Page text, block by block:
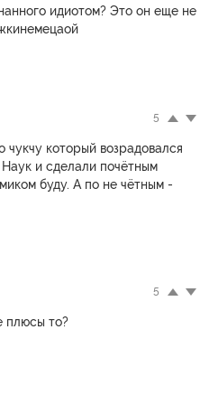
идиотом? Это он еще не
5
чукчу который возрадовался
и сделали почётным
буду. А по не чётным -
5
плюсы то?